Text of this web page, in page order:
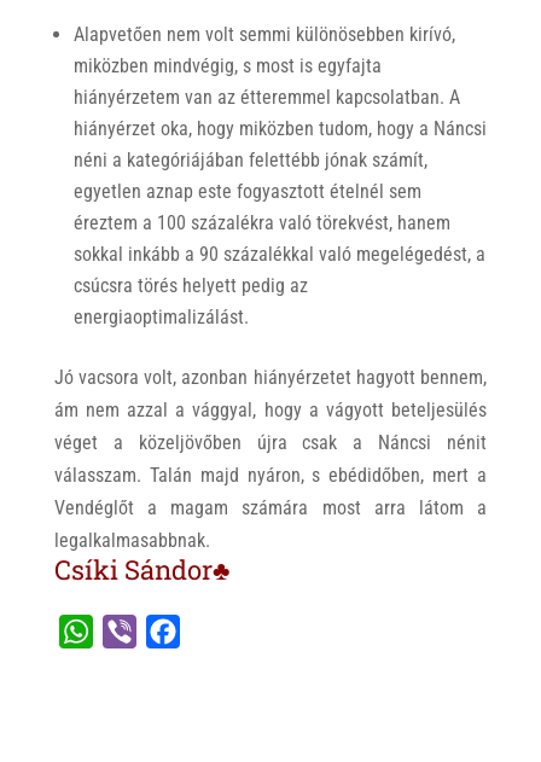
Alapvetően nem volt semmi különösebben kirívó,
miközben mindvégig, s most is egyfajta
hiányérzetem van az étteremmel kapcsolatban. A
hiányérzet oka, hogy miközben tudom, hogy a Náncsi
néni a kategóriájában felettébb jónak számít,
egyetlen aznap este fogyasztott ételnél sem
éreztem a 100 százalékra való törekvést, hanem
sokkal inkább a 90 százalékkal való megelégedést, a
csúcsra törés helyett pedig az
energiaoptimalizálást.
Jó vacsora volt, azonban hiányérzetet hagyott bennem,
ám nem azzal a vággyal, hogy a vágyott beteljesülés
véget a közeljövőben újra csak a Náncsi nénit
válasszam. Talán majd nyáron, s ebédidőben, mert a
Vendéglőt a magam számára most arra látom a
legalkalmasabbnak.
Csíki Sándor♣